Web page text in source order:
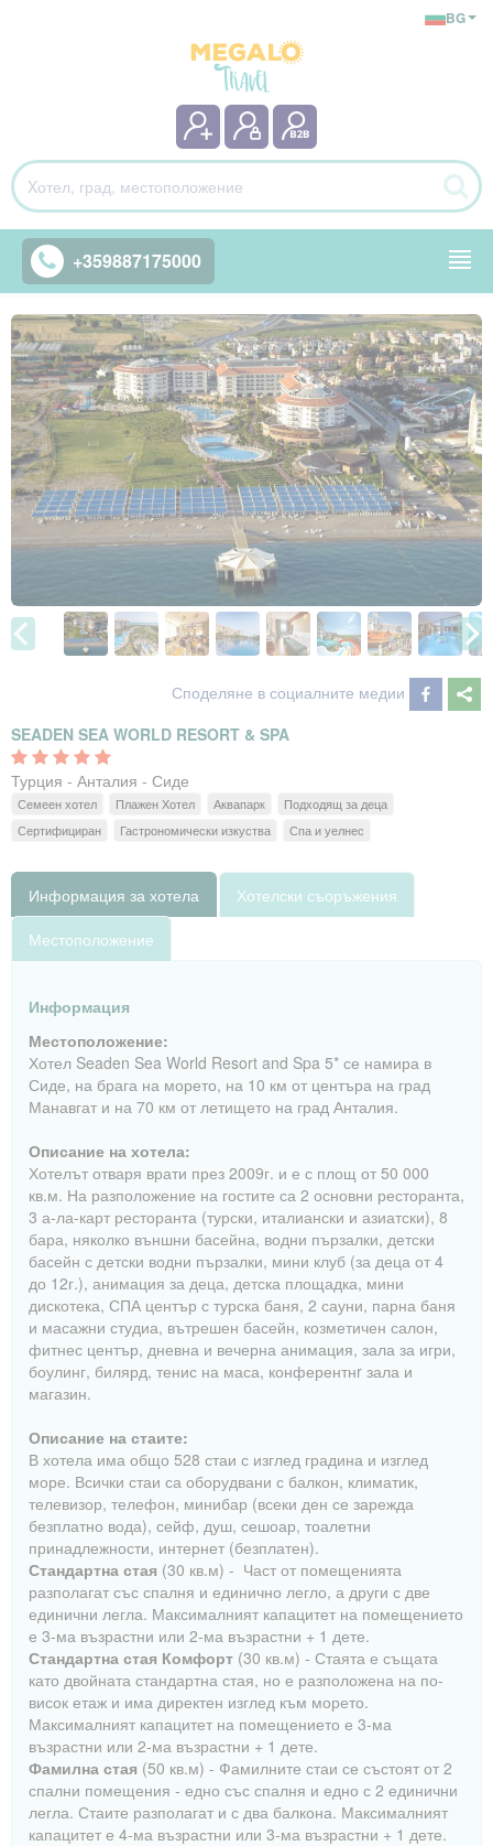
+359887175000
BG
Споделяне в социалните медии
SEADEN SEA WORLD RESORT & SPA
Турция - Анталия - Сиде
Семеен хотел Плажен Хотел Аквапарк
Подходящ за деца
Сертифициран
Гастрономически изкуства Спа и уелнес
Информация за хотела
Хотелски съоръжения
Местоположение
Информация
Местоположение:
Хотел Seaden Sea World Resort and Spa 5* се намира в
Сиде, на брага на морето, на 10 км от центъра на град
Манавгат и на 70 км от летището на град Анталия.
Описание на хотела:
Хотелът отваря врати през 2009г. и е с площ от 50 000
кв.м. На разположение на гостите са 2 основни ресторанта,
3 а-ла-карт ресторанта (турски, италиански и азиатски), 8
бара, няколко външни басейна, водни пързалки, детски
басейн с детски водни пързалки, мини клуб (за деца от 4
до 12г.), анимация за деца, детска площадка, мини
дискотека, СПА център с турска баня, 2 сауни, парна баня
и масажни студиа, вътрешен басейн, козметичен салон,
фитнес център, дневна и вечерна анимация, зала за игри,
боулинг, билярд, тенис на маса, конферентнr зала и
магазин.
Описание на стаите:
В хотела има общо 528 стаи с изглед градина и изглед
море. Всички стаи са оборудвани с балкон, климатик,
телевизор, телефон, минибар (всеки ден се зарежда
безплатно вода), сейф, душ, сешоар, тоалетни
принадлежности, интернет (безплатен).
Стандартна стая (30 кв.м) - Част от помещенията
разполагат със спалня и единично легло, а други с две
единични легла. Максималният капацитет на помещението
е 3-ма възрастни или 2-ма възрастни + 1 дете.
Стандартна стая Комфорт (30 кв.м) - Стаята е същата
като двойната стандартна стая, но е разположена на по-
висок етаж и има директен изглед към морето.
Максималният капацитет на помещението е 3-ма
възрастни или 2-ма възрастни + 1 дете.
Фамилна стая (50 кв.м) - Фамилните стаи се състоят от 2
спални помещения - едно със спалня и едно с 2 единични
легла. Стаите разполагат и с два балкона. Максималният
капацитет е 4-ма възрастни или 3-ма възрастни + 1 дете.